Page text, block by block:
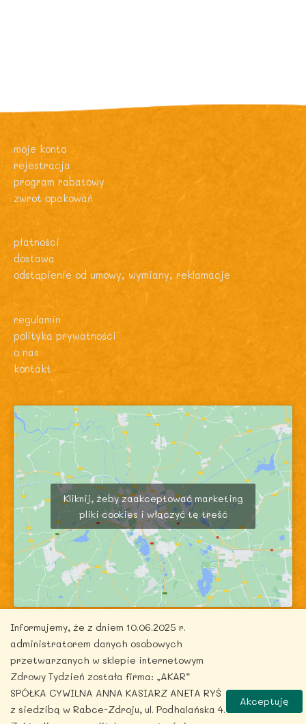
moje konto
rejestracja
program rabatowy
zwrot opakowań
płatności
dostawa
odstąpienie od umowy, wymiany, reklamacje
regulamin
polityka prywatności
o nas
kontakt
Kliknij, żeby zaakceptować marketing
pliki cookies i włączyć tę treść
Copyright © 2026 zdrowytydzien.pl | Powered by
ITentego.pl
Informujemy, że z dniem 10.06.2025 r.
administratorem danych osobowych
przetwarzanych w sklepie internetowym
Zdrowy Tydzień została firma: „AKAR”
SPÓŁKA CYWILNA ANNA KASIARZ ANETA RYŚ
z siedzibą w Rabce-Zdroju, ul. Podhalańska 4.
Akceptuję